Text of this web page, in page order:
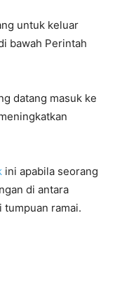
untuk keluar
bawah Perintah
datang masuk ke
ini apabila seorang
di antara
tumpuan ramai.